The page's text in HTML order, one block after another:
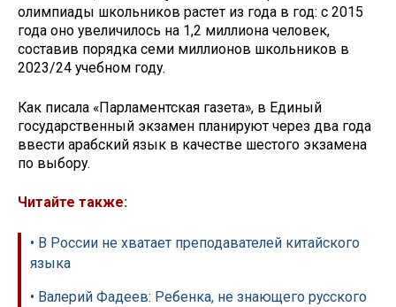
олимпиады школьников растет из года в год: с 2015
года оно увеличилось на 1,2 миллиона человек,
составив порядка семи миллионов школьников в
2023/24 учебном году.
Как писала «Парламентская газета», в Единый
государственный экзамен планируют через два года
ввести арабский язык в качестве шестого экзамена
по выбору.
Читайте также:
• В России не хватает преподавателей китайского
языка
• Валерий Фадеев: Ребенка, не знающего русского